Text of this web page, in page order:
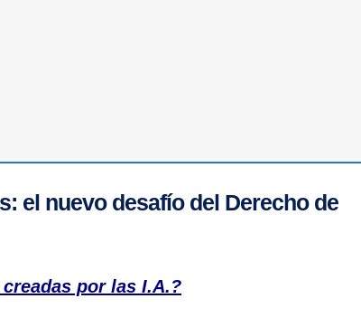
el nuevo desafío del Derecho de
por las I.A.?